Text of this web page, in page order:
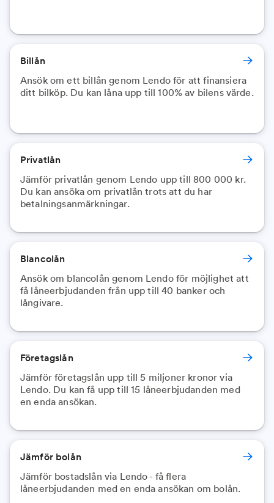
Billån
Ansök om ett billån genom Lendo för att finansiera
ditt bilköp. Du kan låna upp till 100% av bilens värde.
Privatlån
Jämför privatlån genom Lendo upp till 800 000 kr.
Du kan ansöka om privatlån trots att du har
betalningsanmärkningar.
Blancolån
Ansök om blancolån genom Lendo för möjlighet att
få låneerbjudanden från upp till 40 banker och
långivare.
Företagslån
Jämför företagslån upp till 5 miljoner kronor via
Lendo. Du kan få upp till 15 låneerbjudanden med
en enda ansökan.
Jämför bolån
Jämför bostadslån via Lendo - få flera
låneerbjudanden med en enda ansökan om bolån.